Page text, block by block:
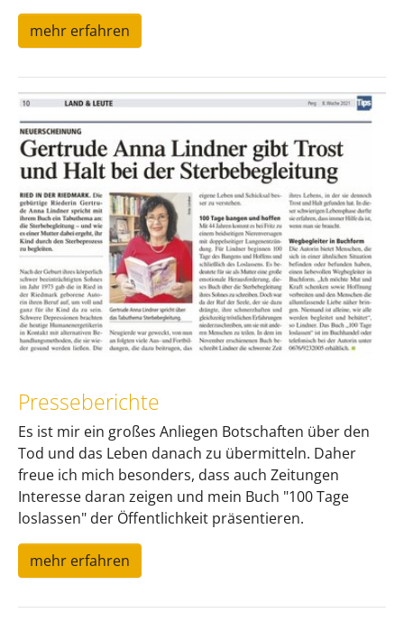
mehr erfahren
Presseberichte
Es ist mir ein großes Anliegen Botschaften über den
Tod und das Leben danach zu übermitteln. Daher
freue ich mich besonders, dass auch Zeitungen
Interesse daran zeigen und mein Buch "100 Tage
loslassen" der Öffentlichkeit präsentieren.
mehr erfahren